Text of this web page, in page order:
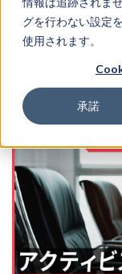
グを行わない設定
使用されます。
承諾
アクティビス
長島・大野